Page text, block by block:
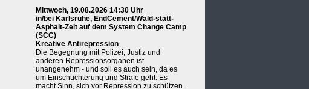
Mittwoch, 19.08.2026 14:30 Uhr
in/bei Karlsruhe, EndCement/Wald-statt-
Asphalt-Zelt auf dem System Change Camp
(SCC)
Kreative Antirepression
Die Begegnung mit Polizei, Justiz und
anderen Repressionsorganen ist
unangenehm - und soll es auch sein, da es
um Einschüchterung und Strafe geht. Es
macht Sinn, sich vor Repression zu schützen.